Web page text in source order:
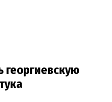
георгиевскую